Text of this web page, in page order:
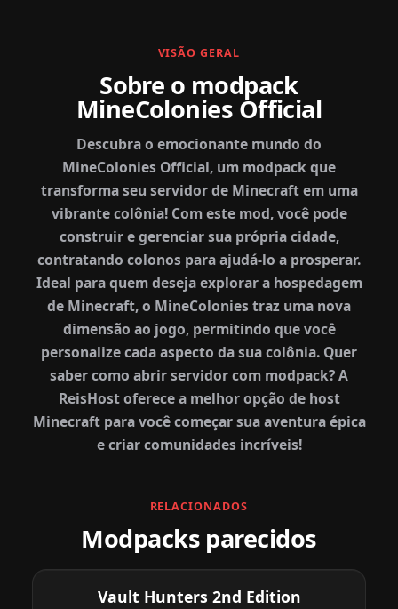
VISÃO GERAL
Sobre o modpack
MineColonies Official
Descubra o emocionante mundo do
MineColonies Official, um modpack que
transforma seu servidor de Minecraft em uma
vibrante colônia! Com este mod, você pode
construir e gerenciar sua própria cidade,
contratando colonos para ajudá-lo a prosperar.
Ideal para quem deseja explorar a hospedagem
de Minecraft, o MineColonies traz uma nova
dimensão ao jogo, permitindo que você
personalize cada aspecto da sua colônia. Quer
saber como abrir servidor com modpack? A
ReisHost oferece a melhor opção de host
Minecraft para você começar sua aventura épica
e criar comunidades incríveis!
RELACIONADOS
Modpacks parecidos
Vault Hunters 2nd Edition